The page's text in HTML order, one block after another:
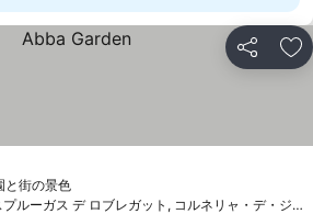
シェア お
と街の景色料金を表示
表示
プルーガス デ ロブレガット, コルネリャ・デ・ジョ